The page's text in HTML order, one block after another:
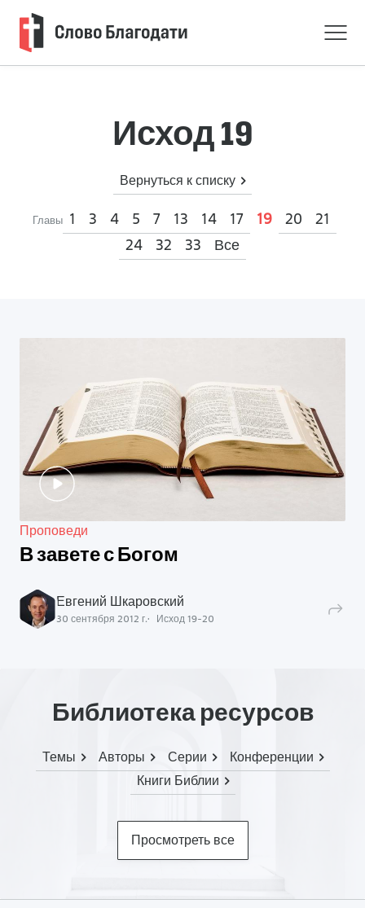
Исход 19
Вернуться к списку
Главы 1 3 4 5 7 13 14 17 19 20
21
24
32 33 Все
Проповеди
В завете с Богом
Евгений Шкаровский
30 сентября 2012 г. Исход 19-20
Библиотека ресурсов
Темы Авторы Серии
Конференции
Книги Библии
Просмотреть все